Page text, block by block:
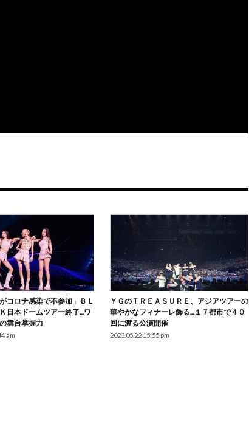
コロナ感染で不参加」ＢＬ
日本ドームツアー終了…ワ
舞台掌握力
am
ＹＧのＴＲＥＡＳＵＲＥ、アジアツアーの
華やかなフィナーレ飾る…１７都市で４０
回に渡る公演開催
2023.05.22 15:55 pm